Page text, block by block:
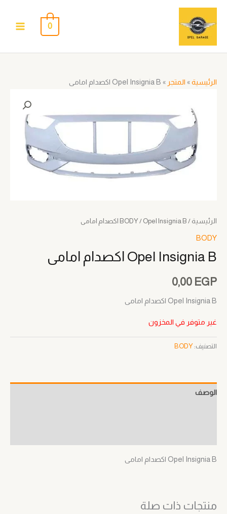
تخطي
المحتوى
0
الرئيسية» المتجر » Opel Insignia B اكصدام امامى
الرئيسية /
BODY/ Opel Insignia B اكصدام امامى
BODY
Opel Insignia B اكصدام امامى
0,00 EGP
Opel Insignia B اكصدام امامى
غير متوفر في المخزون
التصنيف: BODY
الوصف
Opel Insignia B اكصدام امامى
منتجات ذات صلة